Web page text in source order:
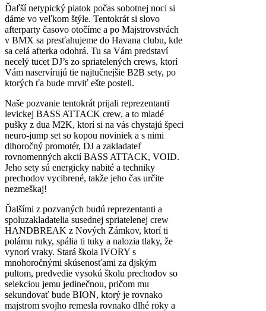
Ďaľší netypický piatok počas sobotnej noci si
dáme vo veľkom štýle. Tentokrát si slovo
afterparty časovo otočíme a po Majstrovstvách
v BMX sa presťahujeme do Havana clubu, kde
sa celá afterka odohrá. Tu sa Vám predstaví
necelý tucet DJ’s zo spriatelených crews, ktorí
Vám naservírujú tie najtučnejšie B2B sety, po
ktorých ťa bude mrviť ešte posteli.
Naše pozvanie tentokrát prijali reprezentanti
levickej BASS ATTACK crew, a to mladé
pušky z dua M2K, ktorí si na vás chystajú špeci
neuro-jump set so kopou noviniek a s nimi
dlhoročný promotér, DJ a zakladateľ
rovnomenných akcií BASS ATTACK, VOID.
Jeho sety sú energicky nabité a techniky
prechodov vycibrené, takže jeho čas určite
nezmeškaj!
Ďalšími z pozvaných budú reprezentanti a
spoluzakladatelia susednej spriatelenej crew
HANDBREAK z Nových Zámkov, ktorí ti
polámu ruky, spália ti tuky a nalozia tlaky, že
vynorí vraky. Stará škola IVORY s
mnohoročnými skúsenosťami za djským
pultom, predvedie vysokú školu prechodov so
selekciou jemu jedinečnou, pričom mu
sekundovať bude BION, ktorý je rovnako
majstrom svojho remesla rovnako dlhé roky a